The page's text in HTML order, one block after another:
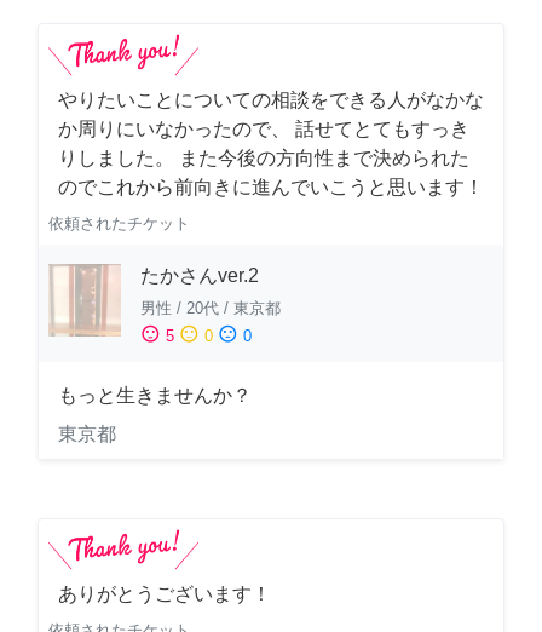
やりたいことについての相談をできる人がなかな
か周りにいなかったので、 話せてとてもすっき
りしました。 また今後の方向性まで決められた
のでこれから前向きに進んでいこうと思います！
依頼されたチケット
たかさんver.2
男性 / 20代 / 東京都
sentiment_satisfied 5 sentiment_neutral 0 sentiment_dissatisfied 0
もっと生きませんか？
東京都
ありがとうございます！